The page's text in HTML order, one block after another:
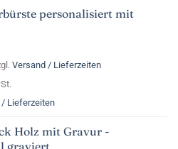
personalisiert mit
Versand / Lieferzeiten
/ Lieferzeiten
Holz mit Gravur -
graviert